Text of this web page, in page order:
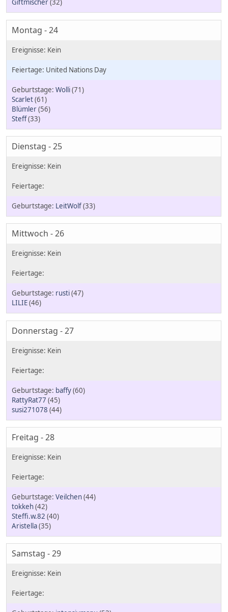
Giftmischer(32)
Montag - 24
United Nations Day
Wolli(71)
Scarlet(61)
Blümler(56)
Steff(33)
Dienstag - 25
LeitWolf(33)
Mittwoch - 26
rusti(47)
LILIE(46)
Donnerstag - 27
baffy(60)
RattyRat77 (45)
susi271078 (44)
Freitag - 28
Veilchen(44)
tokkeh(42)
Steffi.w.82 (40)
Aristella(35)
Samstag - 29